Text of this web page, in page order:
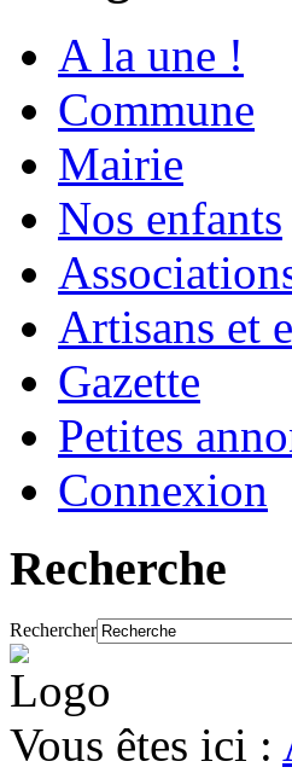
A la une !
Commune
Mairie
Nos enfants
Artisans et
Gazette
Petites
Connexion
Recherche
Rechercher
Vous êtes ici :